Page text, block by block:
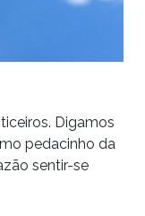
Digamos
pedacinho da
sentir-se